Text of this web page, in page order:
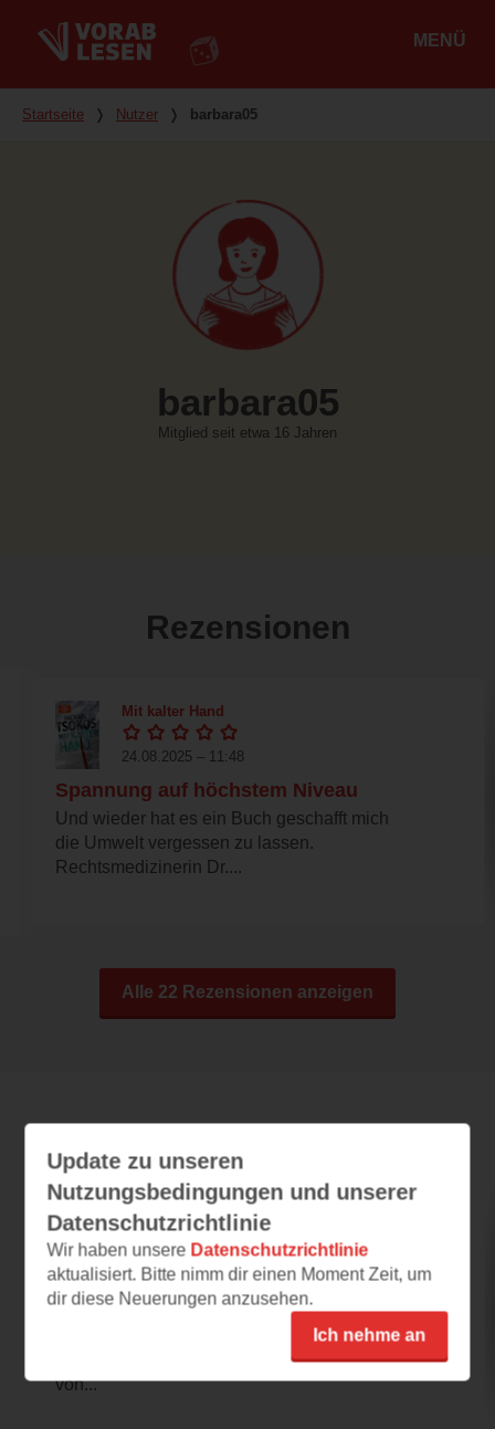
MENÜ
Du bist hier
Startseite ❭ Nutzer ❭ barbara05
barbara05
Mitglied seit etwa 16 Jahren
Rezensionen
Mit kalter Hand
24.08.2025 – 11:48
Spannung auf höchstem Niveau
Und wieder hat es ein Buch geschafft mich
die Umwelt vergessen zu lassen.
Rechtsmedizinerin Dr....
Alle 22 Rezensionen anzeigen
Mit kalter Hand
04.08.2025 – 18:50
Einzigartiges Leseerlebnis !!!
Es wird wieder ein absolutes Leseerlebnis
werden. Als großer Fan kenne ich alle Bücher
von...
Update zu unseren
Nutzungsbedingungen und unserer
Datenschutzrichtlinie
Wir haben unsere Datenschutzrichtlinie
aktualisiert. Bitte nimm dir einen Moment Zeit, um
dir diese Neuerungen anzusehen.
Ich nehme an